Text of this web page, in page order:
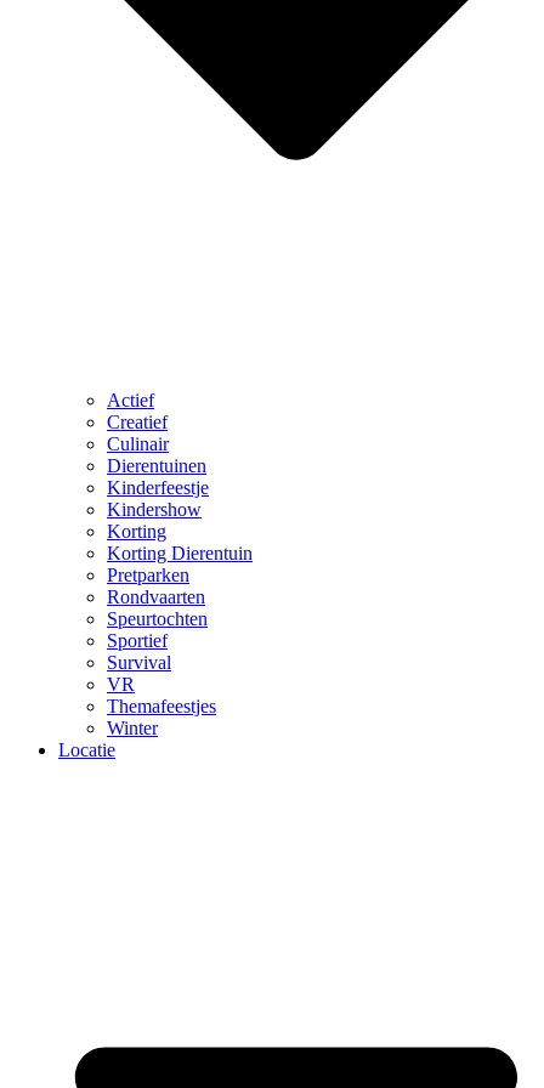
Actief
Creatief
Culinair
Dierentuinen
Kinderfeestje
Kindershow
Korting
Korting Dierentuin
Pretparken
Rondvaarten
Speurtochten
Sportief
Survival
VR
Themafeestjes
Winter
Locatie